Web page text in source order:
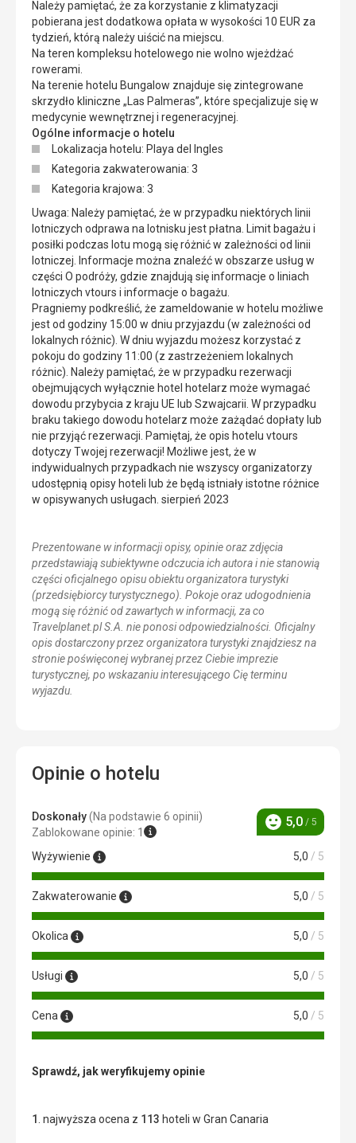
Należy pamiętać, że za korzystanie z klimatyzacji
pobierana jest dodatkowa opłata w wysokości 10 EUR za
tydzień, którą należy uiścić na miejscu.
Na teren kompleksu hotelowego nie wolno wjeżdżać
rowerami.
Na terenie hotelu Bungalow znajduje się zintegrowane
skrzydło kliniczne „Las Palmeras”, które specjalizuje się w
medycynie wewnętrznej i regeneracyjnej.
Ogólne informacje o hotelu
Lokalizacja hotelu: Playa del Ingles
Kategoria zakwaterowania: 3
Kategoria krajowa: 3
Uwaga: Należy pamiętać, że w przypadku niektórych linii
lotniczych odprawa na lotnisku jest płatna. Limit bagażu i
posiłki podczas lotu mogą się różnić w zależności od linii
lotniczej. Informacje można znaleźć w obszarze usług w
części O podróży, gdzie znajdują się informacje o liniach
lotniczych vtours i informacje o bagażu.
Pragniemy podkreślić, że zameldowanie w hotelu możliwe
jest od godziny 15:00 w dniu przyjazdu (w zależności od
lokalnych różnic). W dniu wyjazdu możesz korzystać z
pokoju do godziny 11:00 (z zastrzeżeniem lokalnych
różnic). Należy pamiętać, że w przypadku rezerwacji
obejmujących wyłącznie hotel hotelarz może wymagać
dowodu przybycia z kraju UE lub Szwajcarii. W przypadku
braku takiego dowodu hotelarz może zażądać dopłaty lub
nie przyjąć rezerwacji. Pamiętaj, że opis hotelu vtours
dotyczy Twojej rezerwacji! Możliwe jest, że w
indywidualnych przypadkach nie wszyscy organizatorzy
udostępnią opisy hoteli lub że będą istniały istotne różnice
w opisywanych usługach. sierpień 2023
Prezentowane w informacji opisy, opinie oraz zdjęcia
przedstawiają subiektywne odczucia ich autora i nie stanowią
części oficjalnego opisu obiektu organizatora turystyki
(przedsiębiorcy turystycznego). Pokoje oraz udogodnienia
mogą się różnić od zawartych w informacji, za co
Travelplanet.pl S.A. nie ponosi odpowiedzialności. Oficjalny
opis dostarczony przez organizatora turystyki znajdziesz na
stronie poświęconej wybranej przez Ciebie imprezie
turystycznej, po wskazaniu interesującego Cię terminu
wyjazdu.
Opinie o hotelu
Doskonały(Na podstawie 6 opinii)
Zablokowane opinie: 1
Ocena
5,0 / 5
Wyżywienie 5,0 / 5
Zakwaterowanie 5,0 / 5
Okolica 5,0 / 5
Usługi 5,0 / 5
Cena 5,0 / 5
Sprawdź, jak weryfikujemy opinie
1 . najwyższa ocena z 113 hoteli w Gran Canaria